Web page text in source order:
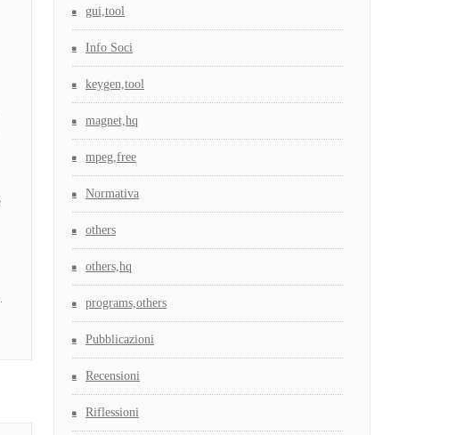
gui,tool
Info Soci
keygen,tool
magnet,hq
mpeg,free
Normativa
others
others,hq
programs,others
Pubblicazioni
Recensioni
Riflessioni